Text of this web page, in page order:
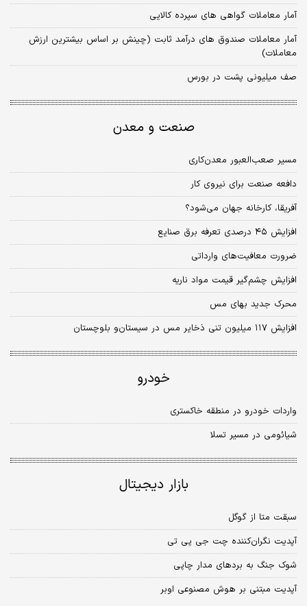
آمار معاملات گواهی های سپرده کالایی
آمار معاملات صندوق های درآمد ثابت (چینش بر اساس بیشترین ارزش
معاملات)
صف‌ میلیونی پشت در بورس
صنعت و معدن
مسیر صعب‌العبور معدن‌کاری
دافعه صنعت برای نیروی‌ کار
آفریقا، کارخانه جهان می‌شود؟
افزایش ۴۵ درصدی تعرفه برق صنایع
ضرورت معافیت‌های وارداتی
افزایش چشم‌گیر قیمت مواد ناریه
محرک جدید بهای مس
افزایش ۱۱۷ میلیون تنی ذخایر مس در سیستان‌و بلوچستان
خودرو
واردات خودرو در منطقه خاکستری
شیائومی در مسیر تسلا
بازار دیجیتال
سبقت متا از گوگل
آپدیت نگران‌کننده چت جی پی تی
شوک جنگ به بردهای مدار چاپی
آپدیت مبتنی بر هوش مصنوعی اوبر